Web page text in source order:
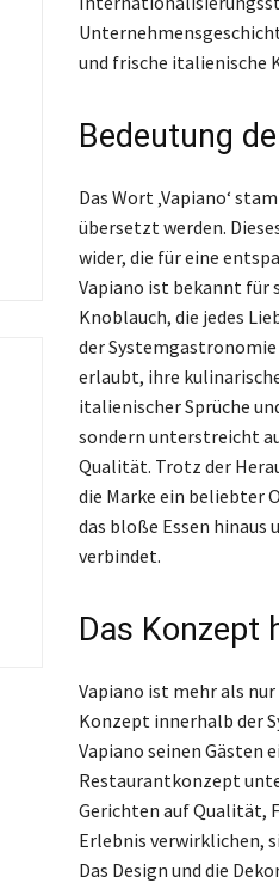
und frische italienische
Bedeutung
Das Wort ‚Vapiano‘
übersetzt werden.
wider, die für eine
Vapiano ist bekannt für
Knoblauch, die jedes
der Systemgastronomie
erlaubt, ihre
italienischer Sprüche
sondern unterstreicht
Qualität. Trotz der
die Marke ein beliebter
das bloße Essen hinaus
verbindet.
Das Konzept
Vapiano ist mehr als
Konzept innerhalb der
Vapiano seinen Gästen
Restaurantkonzept
Gerichten auf Qualität,
Erlebnis verwirklichen,
Das Design und die